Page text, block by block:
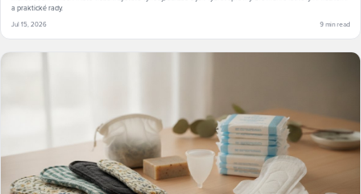
a praktické rady.
Jul 15, 2026 9 min read